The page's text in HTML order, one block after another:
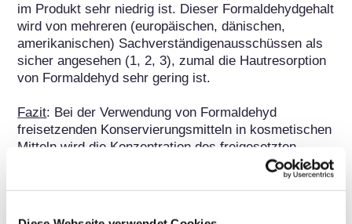
im Produkt sehr niedrig ist. Dieser Formaldehydgehalt
wird von mehreren (europäischen, dänischen,
amerikanischen) Sachverständigenausschüssen als
sicher angesehen (1, 2, 3), zumal die Hautresorption
von Formaldehyd sehr gering ist.
Fazit: Bei der Verwendung von Formaldehyd
freisetzenden Konservierungsmitteln in kosmetischen
Mitteln wird die Konzentration des freigesetzten
Formaldehyds im Endprodukt streng geregelt und
kontrolliert. Da die Formaldehydkonzentration sehr
Experten als sicher angesehen.